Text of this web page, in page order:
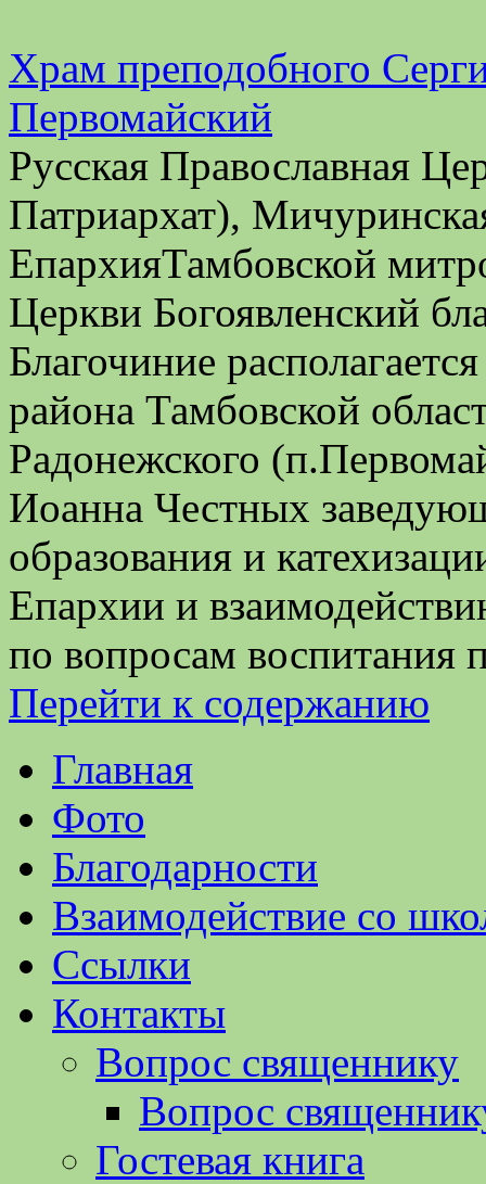
Храм преподобного
Первомайский
Русская Православная
Патриархат),
ЕпархияТамбовской
Церкви Богоявленский
Благочиние
района Тамбовской
Радонежского
Иоанна Честных
образования и
Епархии и
по вопросам воспитания
Перейти к содержанию
Главная
Фото
Благодарности
Взаимодействие со
Ссылки
Контакты
Вопрос священнику
Вопрос
Гостевая книга